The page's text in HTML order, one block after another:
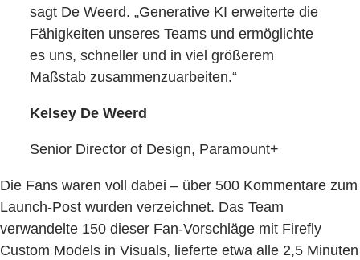
sagt De Weerd. „Generative KI erweiterte die
Fähigkeiten unseres Teams und ermöglichte
es uns, schneller und in viel größerem
Maßstab zusammenzuarbeiten.“
Kelsey De Weerd
Senior Director of Design, Paramount+
Die Fans waren voll dabei – über 500 Kommentare zum
Launch-Post wurden verzeichnet. Das Team
verwandelte 150 dieser Fan-Vorschläge mit Firefly
Custom Models in Visuals, lieferte etwa alle 2,5 Minuten